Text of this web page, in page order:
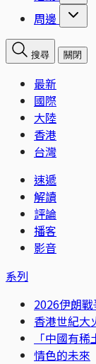
周邊
搜尋 關閉
最新
國際
大陸
香港
台灣
速遞
解讀
評論
播客
影音
系列
2026伊朗
香港世紀大
「中國有稀
情色的未來